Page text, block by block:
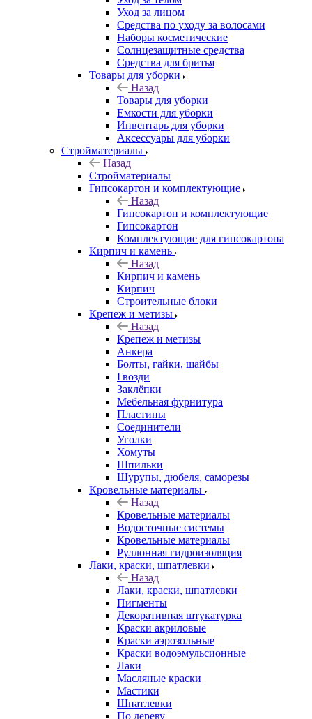
Уход за лицом
Средства по уходу за волосами
Наборы косметические
Солнцезащитные средства
Средства для бритья
Товары для уборки
Назад
Товары для уборки
Емкости для уборки
Инвентарь для уборки
Аксессуары для уборки
Стройматериалы
Назад
Стройматериалы
Гипсокартон и комплектующие
Назад
Гипсокартон и комплектующие
Гипсокартон
Комплектующие для гипсокартона
Кирпич и камень
Назад
Кирпич и камень
Кирпич
Строительные блоки
Крепеж и метизы
Назад
Крепеж и метизы
Анкера
Болты, гайки, шайбы
Гвозди
Заклёпки
Мебельная фурнитура
Пластины
Соединители
Уголки
Хомуты
Шпильки
Шурупы, дюбеля, саморезы
Кровельные материалы
Назад
Кровельные материалы
Водосточные системы
Кровельные материалы
Руллонная гидроизоляция
Лаки, краски, шпатлевки
Назад
Лаки, краски, шпатлевки
Пигменты
Декоративная штукатурка
Краски акриловые
Краски аэрозольные
Краски водоэмульсионные
Лаки
Масляные краски
Мастики
Шпатлевки
По дереву